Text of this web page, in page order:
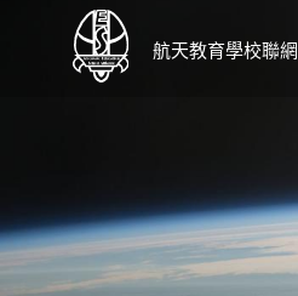
航天教育學校聯網